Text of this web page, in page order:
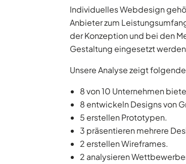
Individuelles Webdesign
Anbieter zum
der Konzeption und bei den
Gestaltung eingesetzt
Unsere Analyse zeigt
8 von 10 Unternehmen
8 entwickeln Designs von
5 erstellen Prototypen.
3 präsentieren mehrere
2 erstellen Wireframes.
2 analysieren